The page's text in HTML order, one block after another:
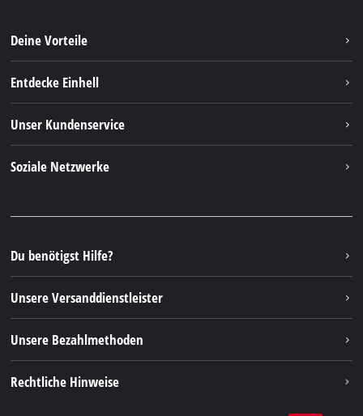
Deine Vorteile
Entdecke Einhell
Nachhaltigkeit
Unser Kundenservice
FAQs
Rücksendungen / Widerruf
Verpackungsrichtlinien
Hinweise zur Batterieentsorgung
Vertrag widerrufen
Soziale Netzwerke
Instagram
TikTok
Pinterest
Linkedin
Du benötigst Hilfe?
Unsere Versanddienstleister
Unsere Bezahlmethoden
Rechtliche Hinweise